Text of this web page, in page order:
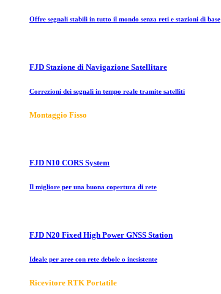
Offre segnali stabili in tutto il mondo senza reti e stazioni di base
FJD Stazione di Navigazione Satellitare
Correzioni dei segnali in tempo reale tramite satelliti
Montaggio Fisso
FJD N10 CORS System
Il migliore per una buona copertura di rete
FJD N20 Fixed High Power GNSS Station
Ideale per aree con rete debole o inesistente
Ricevitore RTK Portatile